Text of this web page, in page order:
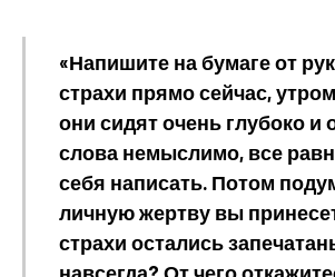
«Напишите на бумаге от
страхи прямо сейчас,
они сидят очень глубоко и
слова немыслимо, все
себя написать. Потом
личную жертву вы
страхи остались